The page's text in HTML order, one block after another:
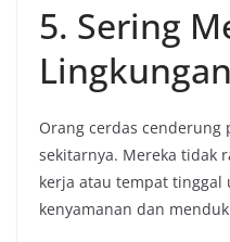
5. Sering
Lingkungan
Orang cerdas cenderung
sekitarnya. Mereka tidak
kerja atau tempat tinggal
kenyamanan dan